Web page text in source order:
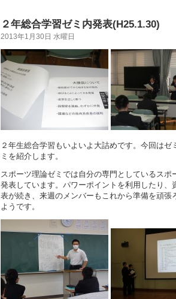
２年総合学習ゼミ内発表(H25.1.30)
2013年1月30日 水曜日
２年生総合学習もいよいよ大詰めです。今回はゼ
ミを紹介します。
スポーツ理論ゼミでは自分の専門としているスポ
発表しています。パワーポイントを利用したり、
表が続き、来週のメンバーもこれから準備を頑張
ようです。